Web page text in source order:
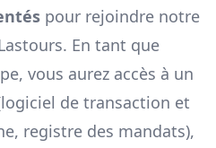
pour rejoindre notre
. En tant que
vous aurez accès à un
de transaction et
registre des mandats),